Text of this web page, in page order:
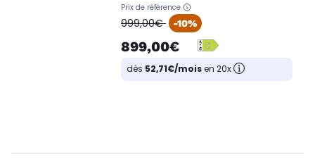
Prix de référence
oldPrice
999,00€ -10%
899,00€
dès 52,71€/moisen 20x